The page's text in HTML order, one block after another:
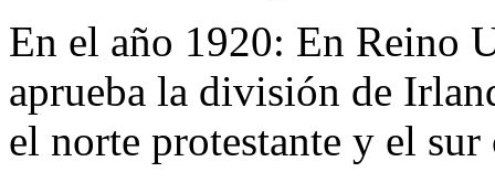
En el año 1920: En Reino
aprueba la división de
el norte protestante y el